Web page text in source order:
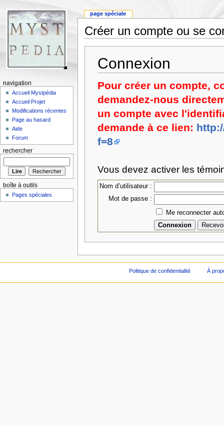
Créer un compte ou se
Connexion
Pour créer un compte,
demandez-nous
un compte avec
demande à ce lien:
f=8
Vous devez activer les
Nom d’utilisateur :
Mot de passe :
Me reconnecter
page spéciale
navigation
Accueil Mystpédia
Accueil Projet
Modifications récentes
Page au hasard
Aide
Forum
rechercher
boîte à outils
Pages spéciales
Politique de confidentialité À